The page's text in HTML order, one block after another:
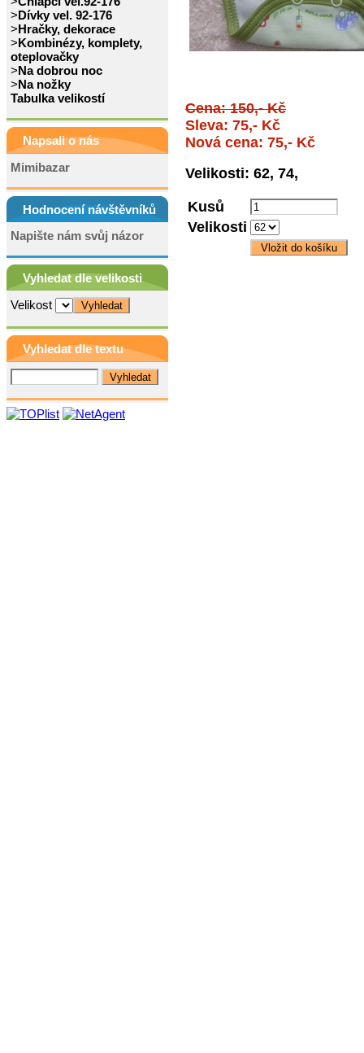
>Dívky vel. 92-176
>Hračky, dekorace
>Kombinézy, komplety,
oteplovačky
>Na dobrou noc
>Na nožky
Tabulka velikostí
Napsali o nás
Mimibazar
Hodnocení návštěvníků
Napište nám svůj názor
Vyhledat dle velikosti
Velikost
Vyhledat dle textu
Cena: 150,- Kč
Sleva: 75,- Kč
Nová cena: 75,- Kč
Velikosti: 62, 74,
Kusů
Velikosti